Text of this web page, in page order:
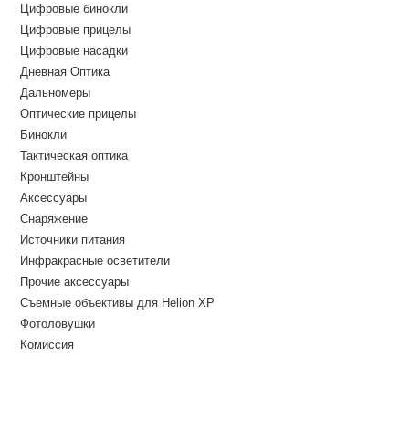
Цифровые бинокли
Цифровые прицелы
Цифровые насадки
Дневная Оптика
Дальномеры
Оптические прицелы
Бинокли
Тактическая оптика
Кронштейны
Аксессуары
Снаряжение
Источники питания
Инфракрасные осветители
Прочие аксессуары
Съемные объективы для Helion XP
Фотоловушки
Комиссия